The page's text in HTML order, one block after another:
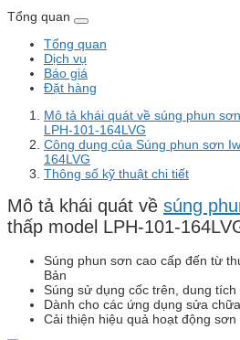
Tổng quan
Tổng quan
Dịch vụ
Báo giá
Đặt hàng
Mô tả khái quát về súng phun
LPH-101-164LVG
Công dụng của Súng phun sơn
164LVG
Thông số kỹ thuật chi tiết
Mô tả khái quát về súng
thấp model LPH-101-
Súng phun sơn cao cấp đến từ
Bản
Súng sử dụng cốc trên, dung tích
Dành cho các ứng dụng sửa
Cải thiện hiệu quả hoạt động sơn